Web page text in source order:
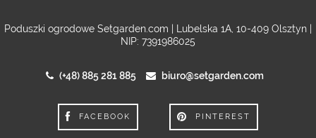
Poduszki ogrodowe Setgarden.com | Lubelska 1A, 10-409 Olsztyn |
NIP: 7391986025
(+48) 885 281 885 biuro@setgarden.com
FACEBOOK PINTEREST